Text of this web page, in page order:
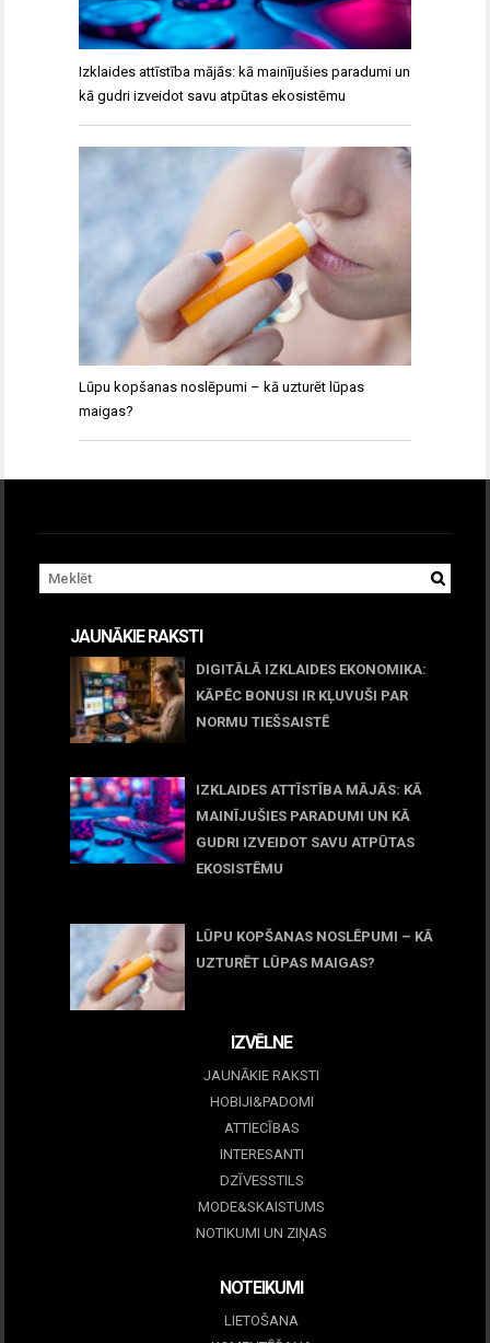
Izklaides attīstība mājās: kā mainījušies paradumi un
kā gudri izveidot savu atpūtas ekosistēmu
Lūpu kopšanas noslēpumi – kā uzturēt lūpas
maigas?
JAUNĀKIE RAKSTI
DIGITĀLĀ IZKLAIDES EKONOMIKA:
KĀPĒC BONUSI IR KĻUVUŠI PAR
NORMU TIEŠSAISTĒ
IZKLAIDES ATTĪSTĪBA MĀJĀS: KĀ
MAINĪJUŠIES PARADUMI UN KĀ
GUDRI IZVEIDOT SAVU ATPŪTAS
EKOSISTĒMU
LŪPU KOPŠANAS NOSLĒPUMI – KĀ
UZTURĒT LŪPAS MAIGAS?
IZVĒLNE
JAUNĀKIE RAKSTI
HOBIJI&PADOMI
ATTIECĪBAS
INTERESANTI
DZĪVESSTILS
MODE&SKAISTUMS
NOTIKUMI UN ZIŅAS
NOTEIKUMI
LIETOŠANA